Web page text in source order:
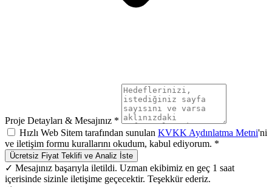
Proje Detayları & Mesajınız *
Hızlı Web Sitem tarafından sunulan KVKK Aydınlatma Metni'ni
ve iletişim formu kurallarını okudum, kabul ediyorum. *
Ücretsiz Fiyat Teklifi ve Analiz İste
✓ Mesajınız başarıyla iletildi. Uzman ekibimiz en geç 1 saat
içerisinde sizinle iletişime geçecektir. Teşekkür ederiz.